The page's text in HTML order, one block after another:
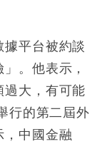
逾3年最長跌勢
勝預期 貿易順
單日斥6.28萬億
部分彈藥庫存緊
平台被約談
。他表示，
過大，有可能
行的第二屆外
，中國金融